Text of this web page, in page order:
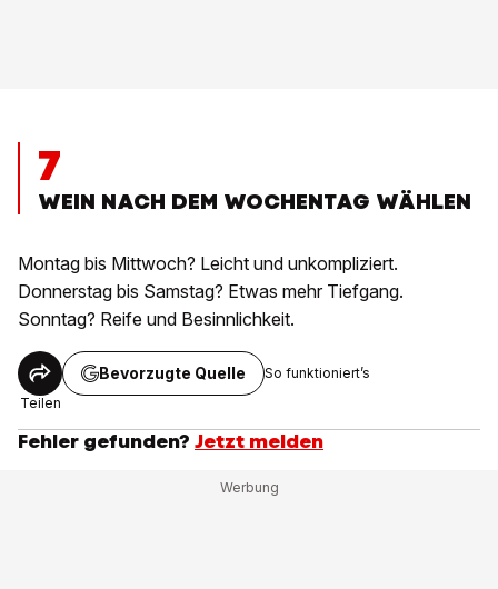
7
WEIN NACH DEM WOCHENTAG WÄHLEN
Montag bis Mittwoch? Leicht und unkompliziert.
Donnerstag bis Samstag? Etwas mehr Tiefgang.
Sonntag? Reife und Besinnlichkeit.
Teilen
Bevorzugte Quelle So funktioniert’s
Fehler gefunden? Jetzt melden